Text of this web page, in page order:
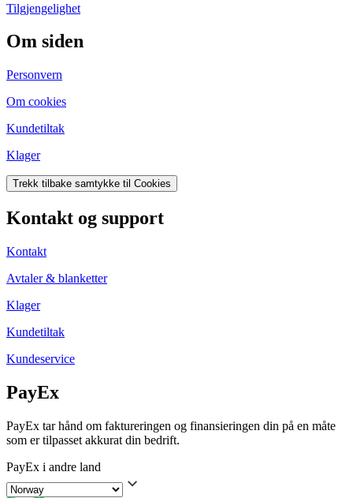
Tilgjengelighet
Om siden
Personvern
Om cookies
Kundetiltak
Klager
Trekk tilbake samtykke til Cookies
Kontakt og support
Kontakt
Avtaler & blanketter
Klager
Kundetiltak
Kundeservice
PayEx
PayEx tar hånd om faktureringen og finansieringen din på en måte
som er tilpasset akkurat din bedrift.
PayEx i andre land